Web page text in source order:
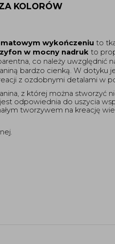
KOLORÓW
wykończeniu to
w mocny nadruk
co należy uwzględnić
bardzo cienką. W dotyku
z ozdobnymi detalami w
z której można stworzyć
jest odpowiednia do uszycia
tworzywem na kreację